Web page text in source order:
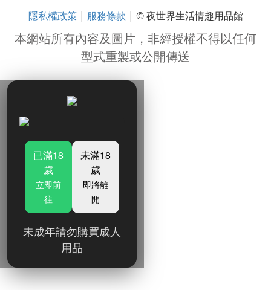
隱私權政策| 服務條款 | © 夜世界生活情趣用品館
本網站所有內容及圖片，非經授權不得以任何
型式重製或公開傳送
已滿18
歲
立即前
往
未滿18
歲
即將離
開
未成年請勿購買成人
用品